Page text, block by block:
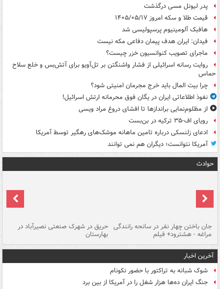
پدر لیونل مسی درگذشت
قیمت طلا و سکه امروز ۱۴۰۵/۰۵/۱۷
هافبک آلومینیوم پرسپولیسی شد
فیدان: ایران هدف پیمان دفاعی مکه نیست
ماجرای تصویب کنوانسیون خزر چیست؟
روایت رسانه اسرائیلی از فشار واشنگتن بر تل‌آویو برای آتش‌بس و خلع سلاح
حماس
چرا بیت المال باید خرج مجرمان امنیتی شود؟
نفوذ اطلاعاتی ایران در یگان فوق محرمانه ارتش اسرائیل!
از مظلوم‌نمایی براندازها تا افشای دروغ مراد ویسی
رویای اف-۳۵ ترکیه در بن‌بست
ادعای زلنسکی درباره تامین ماهانه موشک‌های رهگیر توسط آمریکا
آمریکا نتوانست؛ دیگران هم نمی توانند
حوادث
جان باختن چهار نفر در سانحه رانندگی
مراغه - هشترود+ فیلم
حریق در شهرک صنعتی نصیرآباد در
بهارستان
آخرین اخبار
شوک شبانه به تراکتور با حضور نکونام
جنگ ایران ده‌ها هزار شغل را در آمریکا از بین برد